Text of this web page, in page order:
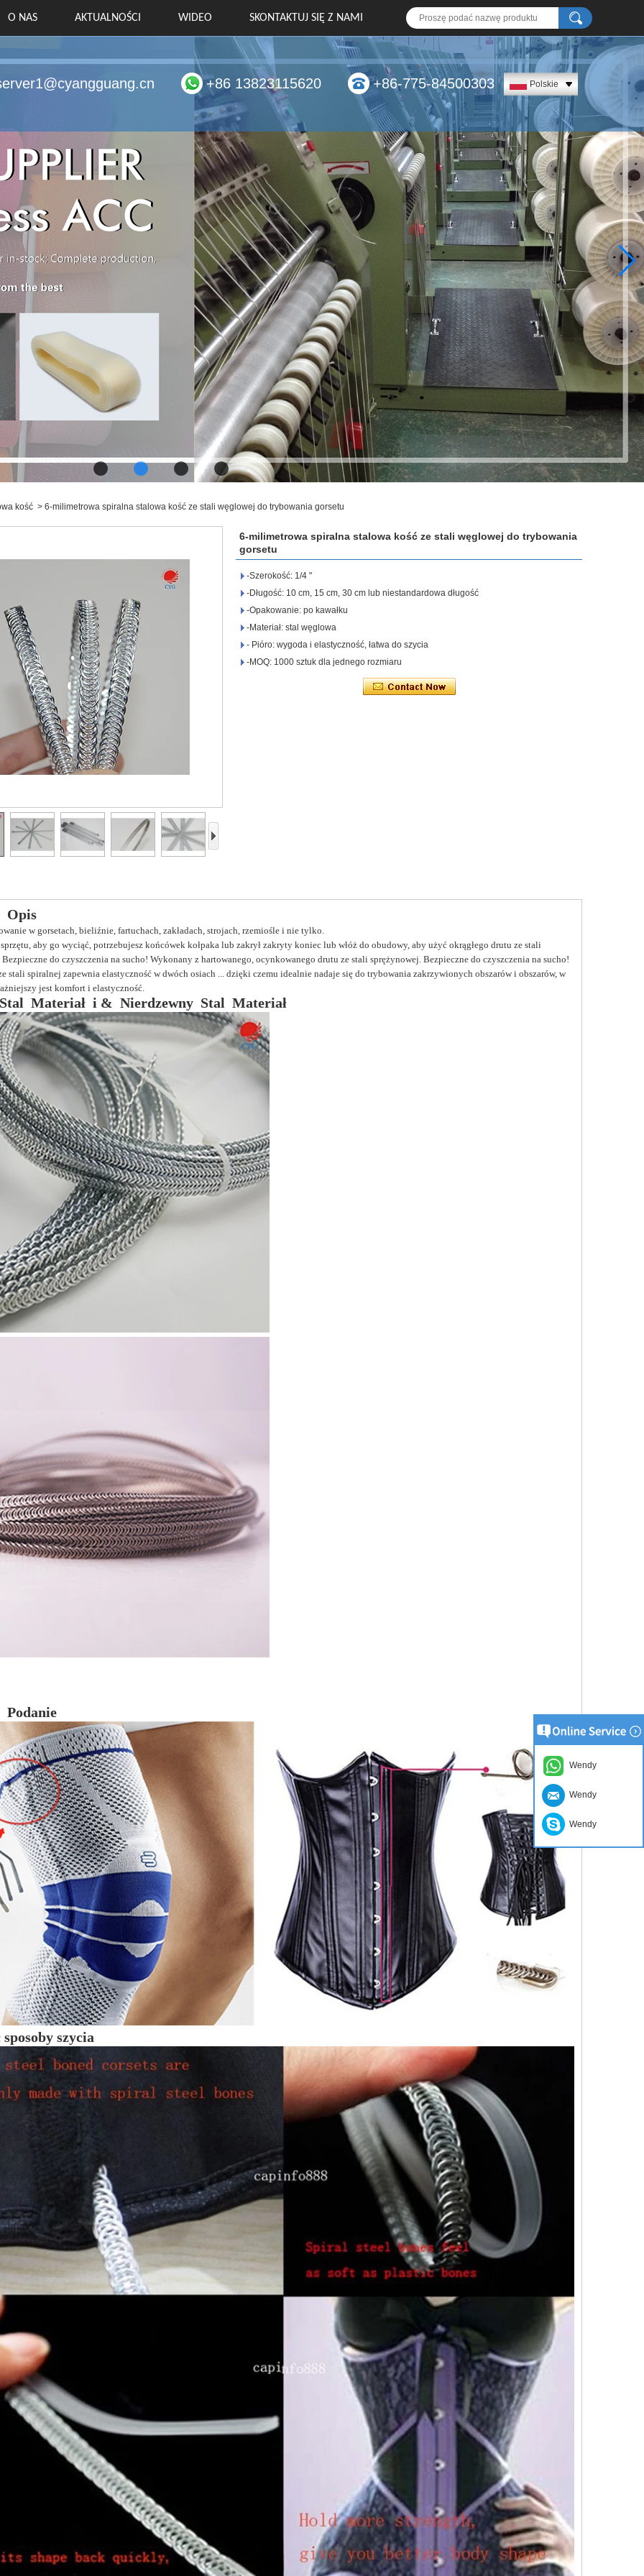
O NAS AKTUALNOŚCI WIDEO SKONTAKTUJ SIĘ Z NAMI
+86 13823115620 +86-775-84500303 Polskie
kość > 6-milimetrowa spiralna stalowa kość ze stali węglowej do trybowania gorsetu
6-milimetrowa spiralna stalowa kość ze stali węglowej do trybowania
gorsetu
-Szerokość: 1/4 "
-Długość: 10 cm, 15 cm, 30 cm lub niestandardowa długość
-Opakowanie: po kawałku
-Materiał: stal węglowa
- Pióro: wygoda i elastyczność, łatwa do szycia
-MOQ: 1000 sztuk dla jednego rozmiaru
Opis
w gorsetach, bieliźnie, fartuchach, zakładach, strojach, rzemiośle i nie tylko.
aby go wyciąć, potrzebujesz końcówek kołpaka lub zakrył zakryty koniec lub włóż do obudowy, aby użyć okrągłego drutu ze stali
do czyszczenia na sucho! Wykonany z hartowanego, ocynkowanego drutu ze stali sprężynowej. Bezpieczne do czyszczenia na sucho!
stali spiralnej zapewnia elastyczność w dwóch osiach ... dzięki czemu idealnie nadaje się do trybowania zakrzywionych obszarów i obszarów, w
jest komfort i elastyczność.
Stal Materiał i & Nierdzewny Stal Materiał
Podanie
sposoby szycia
Wendy
Wendy
Wendy